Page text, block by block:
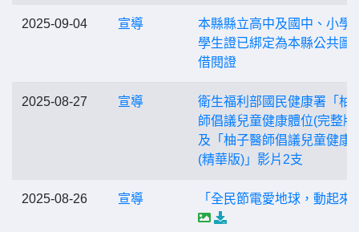
2025-09-04 宣導
本縣縣立高中及國中、小學
學生證已綁定為本縣公共圖
借閱證
2025-08-27 宣導
衛生福利部國民健康署「柚
師倡議兒童健康體位(完整版
及「柚子醫師倡議兒童健康
(精華版)」影片2支
2025-08-26 宣導 「全民節電愛地球，動起來